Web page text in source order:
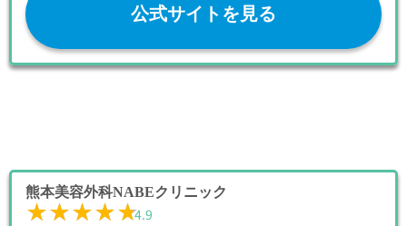
公式サイトを見る
熊本美容外科NABEクリニック
★★★★★
★★★★★4.9